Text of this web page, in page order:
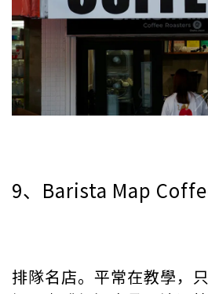
9、Barista Map
排隊名店。平常在教學，